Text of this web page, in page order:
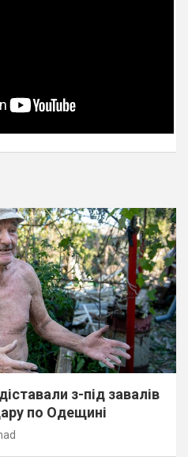
з-під завалів
по Одещині